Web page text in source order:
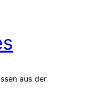
aus der